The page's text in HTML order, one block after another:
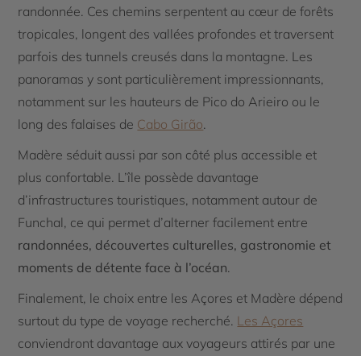
randonnée. Ces chemins serpentent au cœur de forêts
tropicales, longent des vallées profondes et traversent
parfois des tunnels creusés dans la montagne. Les
panoramas y sont particulièrement impressionnants,
notamment sur les hauteurs de Pico do Arieiro ou le
long des falaises de Cabo Girão.
Madère séduit aussi par son côté plus accessible et
plus confortable. L’île possède davantage
d’infrastructures touristiques, notamment autour de
Funchal, ce qui permet d’alterner facilement entre
randonnées, découvertes culturelles, gastronomie et
moments de détente face à l’océan.
Finalement, le choix entre les Açores et Madère dépend
surtout du type de voyage recherché. Les Açores
conviendront davantage aux voyageurs attirés par une